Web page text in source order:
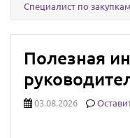
Специалист по закупкам
Полезная
03.08.2026